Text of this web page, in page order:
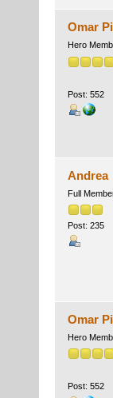
Omar
Hero
Post: 552
Andrea
Full
Post: 235
Omar
Hero
Post: 552